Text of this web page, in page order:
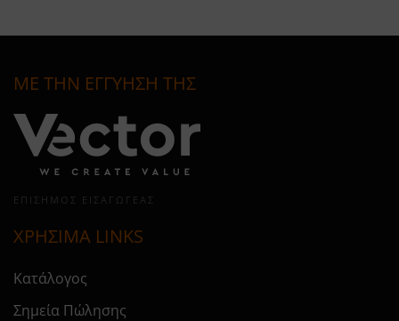
ΜΕ ΤΗΝ ΕΓΓΥΗΣΗ ΤΗΣ
ΕΠΊΣΗΜΟΣ ΕΙΣΑΓΩΓΈΑΣ
ΧΡΗΣΙΜΑ LINKS
Κατάλογος
Σημεία Πώλησης